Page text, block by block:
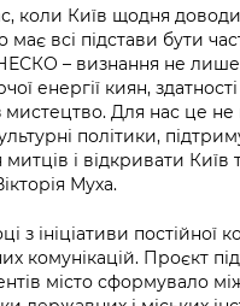
міста
коли Київ щодня
всі підстави бути
– визнання не лише
енергії киян,
мистецтво. Для нас це
політики,
і відкривати Київ
Муха.
з ініціативи постійної
комунікацій. Проєкт
місто сформувало